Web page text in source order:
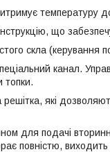
температуру
що
скла (керування
канал.
топки.
які
для подачі
повністю, виходить